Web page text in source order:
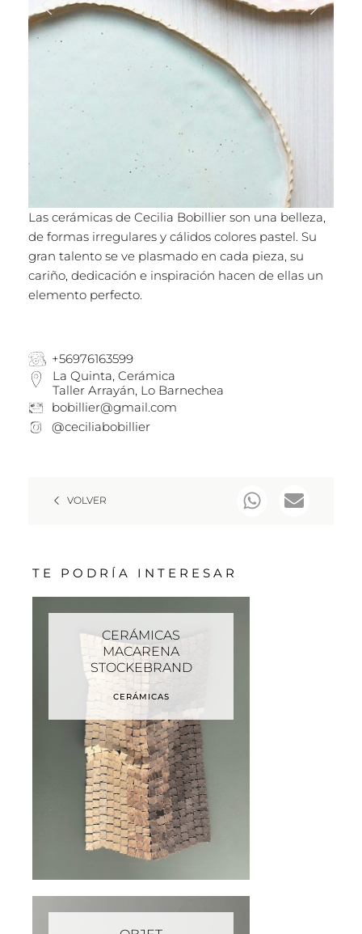
Las cerámicas de Cecilia Bobillier son una belleza,
de formas irregulares y cálidos colores pastel. Su
gran talento se ve plasmado en cada pieza, su
cariño, dedicación e inspiración hacen de ellas un
elemento perfecto.
+56976163599
La Quinta, Cerámica
Taller Arrayán, Lo Barnechea
bobillier@gmail.com
@ceciliabobillier
VOLVER
TE PODRÍA INTERESAR
CERÁMICAS
MACARENA
STOCKEBRAND
CERÁMICAS